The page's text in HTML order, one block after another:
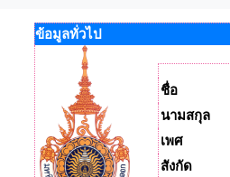
ข้อมูลทั่วไป
ชื่อ
นามสกุล
เพศ
สังกัด